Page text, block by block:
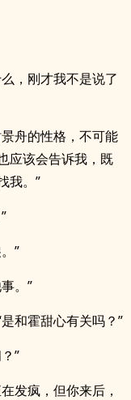
，刚才我不是说了
舟的性格，不可能
应该会告诉我，既
我。”
”
。”
和霍甜心有关吗？”
”
发疯，但你来后，